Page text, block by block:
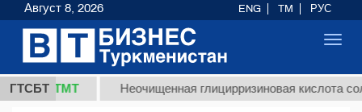
ГТСБТ
ТМТ Неочищенная глицирризиновая кислота
Август 8, 2026 ENG TM РУС